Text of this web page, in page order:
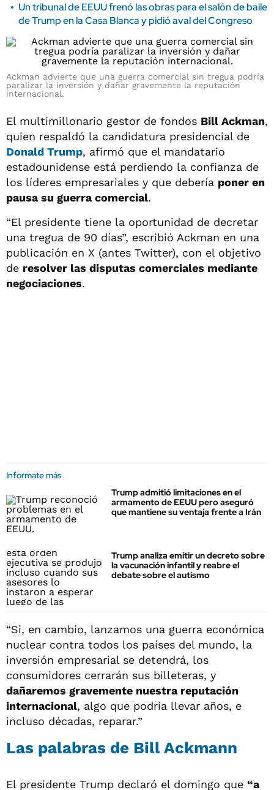
Un tribunal de EEUU frenó las obras para el salón de baile
de Trump en la Casa Blanca y pidió aval del Congreso
Ackman advierte que una guerra comercial sin tregua podría
paralizar la inversión y dañar gravemente la reputación
internacional.
El multimillonario gestor de fondos Bill Ackman,
quien respaldó la candidatura presidencial de
Donald Trump, afirmó que el mandatario
estadounidense está perdiendo la confianza de
los líderes empresariales y que debería poner en
pausa su guerra comercial.
“El presidente tiene la oportunidad de decretar
una tregua de 90 días”, escribió Ackman en una
publicación en X (antes Twitter), con el objetivo
de resolver las disputas comerciales mediante
negociaciones.
Informate más
Trump admitió limitaciones en el
armamento de EEUU pero aseguró
que mantiene su ventaja frente a Irán
Trump analiza emitir un decreto sobre
la vacunación infantil y reabre el
debate sobre el autismo
“Si, en cambio, lanzamos una guerra económica
nuclear contra todos los países del mundo, la
inversión empresarial se detendrá, los
consumidores cerrarán sus billeteras, y
dañaremos gravemente nuestra reputación
internacional, algo que podría llevar años, e
incluso décadas, reparar.”
Las palabras de Bill Ackmann
El presidente Trump declaró el domingo que “a